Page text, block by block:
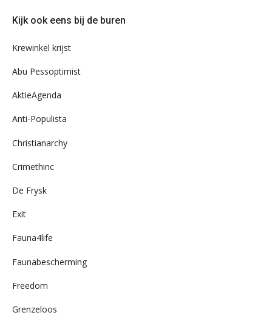
ons
Kijk ook eens bij de buren
Krewinkel krijst
Abu Pessoptimist
AktieAgenda
Anti-Populista
Christianarchy
Crimethinc
De Frysk
Exit
Fauna4life
Faunabescherming
Freedom
Grenzeloos